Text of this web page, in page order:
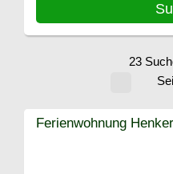
23
Ferienwohnung Henker